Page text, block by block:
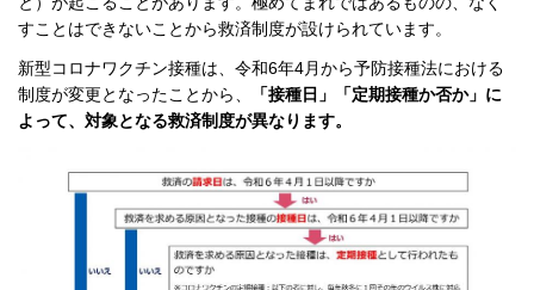
すことはできないことから救済制度が設けられています。
新型コロナワクチン接種は、令和6年4月から予防接種法における
制度が変更となったことから、
「接種日」「定期接種か否か」に
よって、対象となる救済制度が異なります。